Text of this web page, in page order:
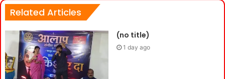
Related Articles
(no title)
1 day ago